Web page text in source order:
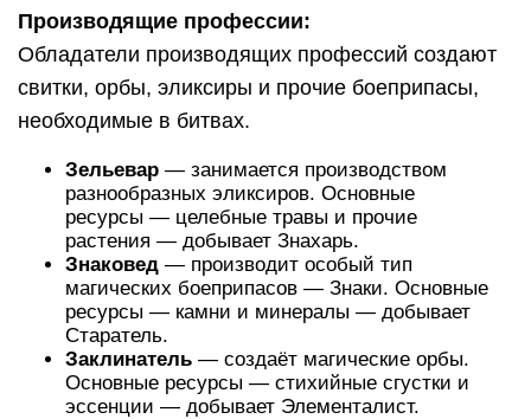
Производящие профессии:
Обладатели производящих профессий создают
свитки, орбы, эликсиры и прочие боеприпасы,
необходимые в битвах.
Зельевар — занимается производством
разнообразных эликсиров. Основные
ресурсы — целебные травы и прочие
растения — добывает Знахарь.
Знаковед — производит особый тип
магических боеприпасов — Знаки. Основные
ресурсы — камни и минералы — добывает
Старатель.
Заклинатель — создаёт магические орбы.
Основные ресурсы — стихийные сгустки и
эссенции — добывает Элементалист.